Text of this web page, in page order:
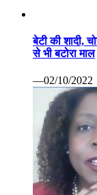
बेटी की शादी,
से भी बटोरा माल
—02/10/2022